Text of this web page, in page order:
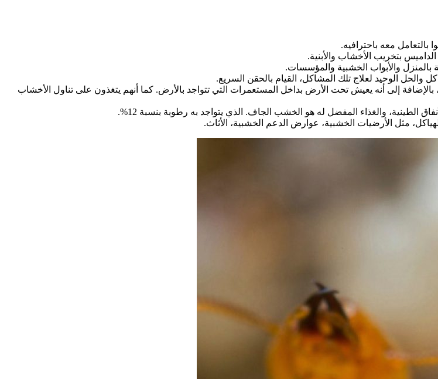
بالتعامل معه باحترافيه.
بتخريب الأخشاب والأبنية.
بالمنزل والأبواب الخشبية والمؤسسات.
والحل الوحيد لعلاج تلك المشاكل، القيام بالحقن السريع.
بالإضافة إلى أنه يعيش تحت الأرض بداخل المستعمرات التي تتواجد بالأرض. كما أنهم يتغذون على تناول الأخشاب
الطينية، والغذاء المفضل له هو الخشب الجاف. الذي يتواجد به رطوبة بنسبة 12%.
مثل الأرضيات الخشبية، عوارض الدعم الخشبية، الأثاث.